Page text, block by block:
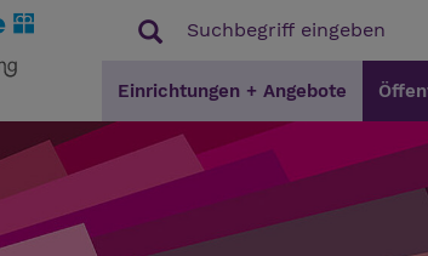
Einrichtungen + Angebote